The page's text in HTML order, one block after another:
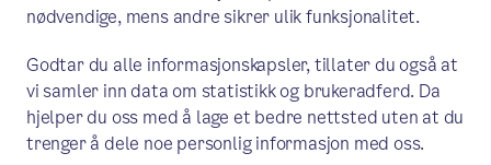
Bydel Frogner inviterer til utstillingen
«Den trygge boligen». Få nyttige tips og
råd til hvordan du kan tilpasse hjemmet
ditt for økt trygghet, mestring og et
nødvendige, mens andre sikrer ulik funksjonalitet.
Godtar du alle informasjonskapsler, tillater du også at
vi samler inn data om statistikk og brukeradferd. Da
hjelper du oss med å lage et bedre nettsted uten at du
trenger å dele noe personlig informasjon med oss.